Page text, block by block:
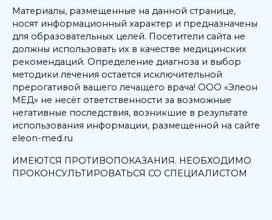
Материалы, размещенные на данной странице,
носят информационный характер и предназначены
для образовательных целей. Посетители сайта не
должны использовать их в качестве медицинских
рекомендаций. Определение диагноза и выбор
методики лечения остается исключительной
прерогативой вашего лечащего врача! ООО «Элеон
МЕД» не несёт ответственности за возможные
негативные последствия, возникшие в результате
использования информации, размещенной на сайте
eleon-med.ru
ИМЕЮТСЯ ПРОТИВОПОКАЗАНИЯ. НЕОБХОДИМО
ПРОКОНСУЛЬТИРОВАТЬСЯ СО СПЕЦИАЛИСТОМ